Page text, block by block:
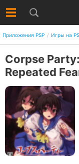
Приложения PSP Игры на
Corpse
Repeated